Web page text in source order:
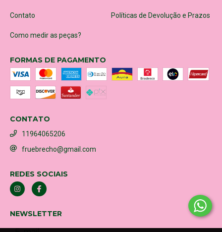
Contato Políticas de Devolução e Prazos
Como medir as peças?
FORMAS DE PAGAMENTO
CONTATO
11964065206
fruebrecho@gmail.com
REDES SOCIAIS
NEWSLETTER